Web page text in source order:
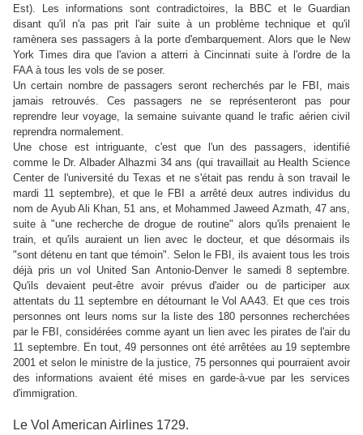
Est).
Les informations sont contradictoires, la BBC et le Guardian
disant qu'il n'a pas prit l'air suite à un problème technique et qu'il
ramènera ses passagers à la porte d'embarquement. Alors que le New
York Times dira que l'avion a atterri à Cincinnati suite à l'ordre de la
FAA à tous les vols de se poser.
Un certain nombre de passagers seront recherchés par le FBI, mais
jamais retrouvés. Ces passagers ne se représenteront pas pour
reprendre leur voyage, la semaine suivante quand le trafic aérien civil
reprendra normalement.
Une chose est intriguante, c'est que l'un des passagers, identifié
comme le Dr. Albader Alhazmi 34 ans (qui travaillait au Health Science
Center de l'université du Texas et ne s'était pas rendu à son travail le
mardi 11 septembre), et que le FBI a arrêté deux autres individus du
nom de Ayub Ali Khan, 51 ans, et Mohammed Jaweed Azmath, 47 ans,
suite à "une recherche de drogue de routine" alors qu'ils prenaient le
train, et qu'ils auraient un lien avec le docteur, et que désormais ils
"sont détenu en tant que témoin". Selon le FBI, ils avaient tous les trois
déjà pris un vol United San Antonio-Denver le samedi 8 septembre.
Qu'ils devaient peut-être avoir prévus d'aider ou de participer aux
attentats du 11 septembre en détournant le Vol AA43. Et que ces trois
personnes ont leurs noms sur la liste des 180 personnes recherchées
par le FBI,considérées comme ayant un lien avec les pirates de l'air du
11 septembre. En tout, 49 personnes ont été arrêtées au 19 septembre
2001 et selon le ministre de la justice, 75 personnes qui pourraient avoir
des informations avaient été mises en garde-à-vue par les services
d'immigration.
Le Vol American Airlines 1729.